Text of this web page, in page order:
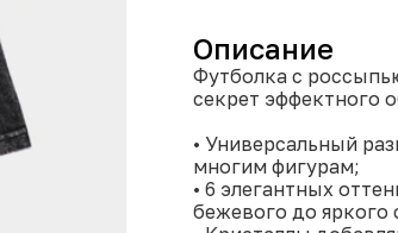
Описание
Футболка с
секрет эффектного
• Универсальный
многим фигурам;
• 6 элегантных
бежевого до яркого